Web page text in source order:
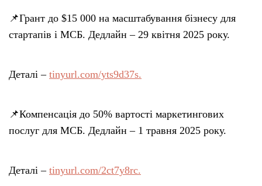
📌Грант до $15 000 на масштабування бізнесу для
стартапів і МСБ. Дедлайн – 29 квітня 2025 року.
Деталі – tinyurl.com/yts9d37s.
📌Компенсація до 50% вартості маркетингових
послуг для МСБ. Дедлайн – 1 травня 2025 року.
Деталі – tinyurl.com/2ct7y8rc.